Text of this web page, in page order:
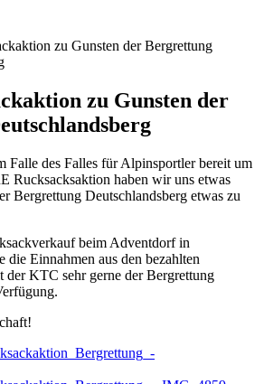
zu Gunsten der
Falle des Falles für Alpinsportler bereit um
Rucksacksaktion haben wir uns etwas
Bergrettung Deutschlandsberg etwas zu
beim Adventdorf in
die Einnahmen aus den bezahlten
KTC sehr gerne der Bergrettung